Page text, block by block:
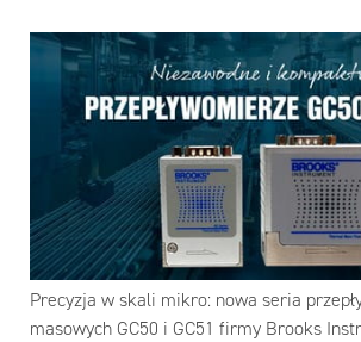
Precyzja w skali mikro: nowa seria
masowych GC50 i GC51 firmy Brooks